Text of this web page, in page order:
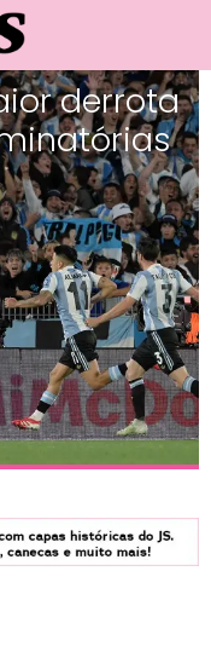
derrota